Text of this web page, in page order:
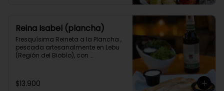
Reina Isabel (plancha)
Fresquísima Reineta a la Plancha ,
pescada artesanalmente en Lebu
(Región del Biobío), con
$13.900